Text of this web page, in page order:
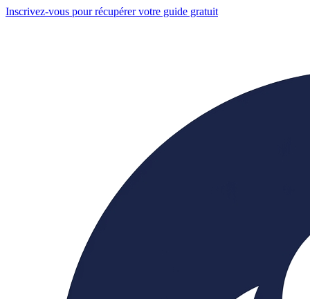
Inscrivez-vous pour récupérer votre guide gratuit